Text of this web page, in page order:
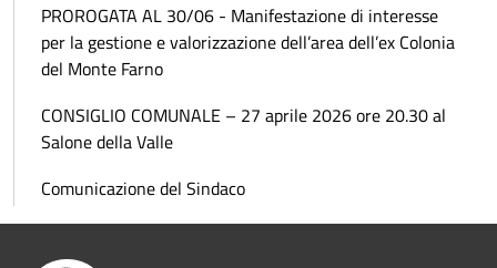
PROROGATA AL 30/06 - Manifestazione di interesse
per la gestione e valorizzazione dell’area dell’ex Colonia
del Monte Farno
CONSIGLIO COMUNALE – 27 aprile 2026 ore 20.30 al
Salone della Valle
Comunicazione del Sindaco